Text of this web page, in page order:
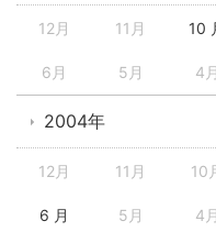
12月 11月 10
6月 5月 4月
2004年
12月 11月 10
6 月 5月 4月